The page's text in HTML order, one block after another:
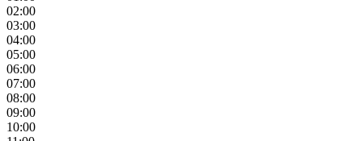
02:00
03:00
04:00
05:00
06:00
07:00
08:00
09:00
10:00